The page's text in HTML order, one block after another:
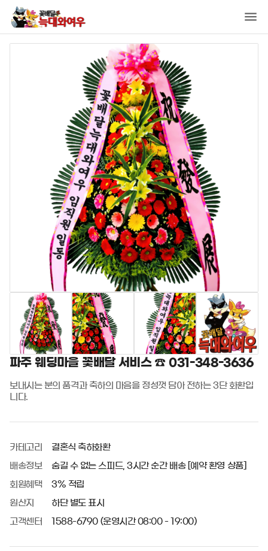
파주 웨딩마을 꽃배달 서비스 ☎️ 031-348-3636
보내시는 분의 품격과 축하의 마음을 정성껏 담아 전하는 3단 화환입
니다.
카테고리 결혼식 축하화환
배송정보 숨길 수 없는 스피드, 3시간 순간 배송 [예약 환영 상품]
회원혜택 3% 적립
원산지 하단 별도 표시
고객센터 1588-6790 (운영시간 08:00 - 19:00)